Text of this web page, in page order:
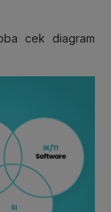
cek diagram